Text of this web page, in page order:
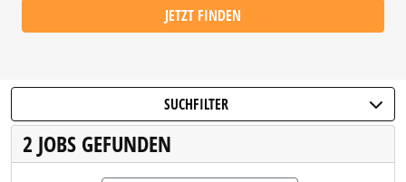
JETZT FINDEN
SUCHFILTER
2 JOBS GEFUNDEN